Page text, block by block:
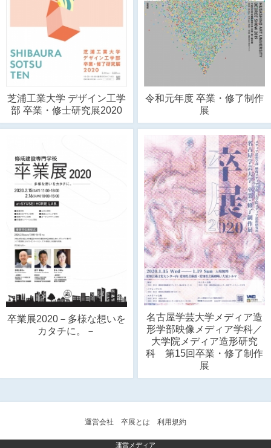
芝浦工業大学 デザイン工学
部 卒業・修士研究展2020
令和元年度 卒業・修了制作
展
卒業展2020－多様な想いを
カタチに。－
名古屋学芸大学メディア造
形学部映像メディア学科／
大学院メディア造形研究
科 第15回卒業・修了制作
展
運営会社 卒展とは 利用規約
運営メディア